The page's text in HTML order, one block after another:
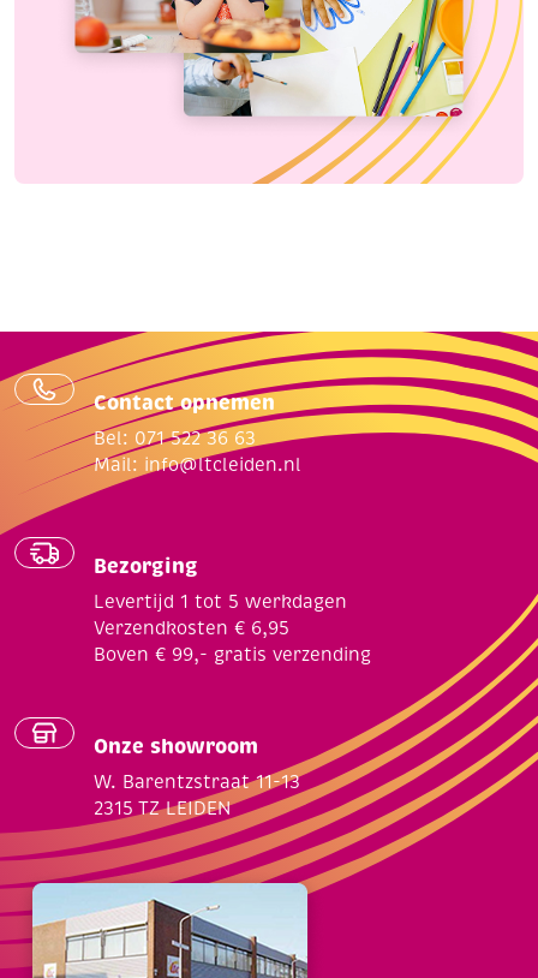
Contact opnemen
Bel: 071 522 36 63
Mail: info@ltcleiden.nl
Bezorging
Levertijd 1 tot 5 werkdagen
Verzendkosten € 6,95
Boven € 99,- gratis verzending
Onze showroom
W. Barentzstraat 11-13
2315 TZ LEIDEN